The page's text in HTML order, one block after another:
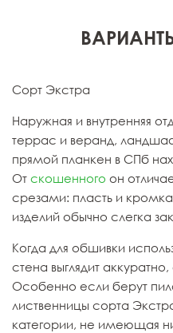
Сорт Экстра
Наружная и внутренняя
террас и веранд,
прямой планкен в СПб
От скошенного он
срезами: пласть и
изделий обычно слегка
Когда для обшивки
стена выглядит
Особенно если берут
лиственницы сорта
категории, не имеющая